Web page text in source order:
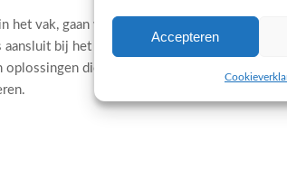
Accepteren
het vak, gaan wij de uitdaging aan om iets
bij het DNA van jouw organisatie. Wij
die niet alleen visueel indruk